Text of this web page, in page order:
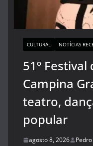
CULTURAL NOTÍCIAS
51º
Campina
teatro,
popular
agosto 8, 2026